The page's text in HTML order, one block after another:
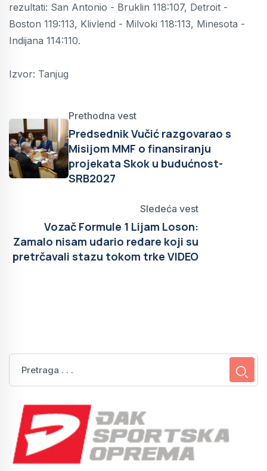
rezultati: San Antonio - Bruklin 118:107, Detroit -
Boston 119:113, Klivlend - Milvoki 118:113, Minesota -
Indijana 114:110.
Izvor: Tanjug
Prethodna vest
Predsednik Vučić razgovarao s
Misijom MMF o finansiranju
projekata Skok u budućnost-
SRB2027
Sledeća vest
Vozač Formule 1 Lijam Loson:
Zamalo nisam udario redare koji su
pretrčavali stazu tokom trke VIDEO